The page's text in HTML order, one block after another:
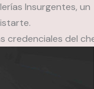
Insurgentes, un
credenciales del